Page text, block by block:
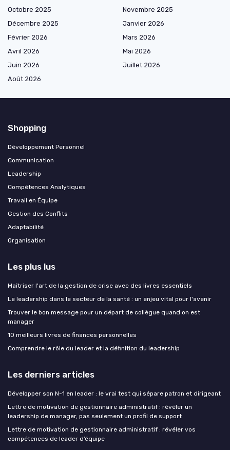
Octobre 2025
Novembre 2025
Décembre 2025
Janvier 2026
Février 2026
Mars 2026
Avril 2026
Mai 2026
Juin 2026
Juillet 2026
Août 2026
Shopping
Développement Personnel
Communication
Leadership
Compétences Analytiques
Travail en Équipe
Gestion des Conflits
Adaptabilité
Organisation
Les plus lus
Maîtriser l'art de la gestion de crise avec des livres essentiels
Le leadership dans le secteur de la santé : un enjeu vital pour l'avenir
Trouver le bon message pour un départ de collègue quand on est
manager
10 meilleurs livres de finances personnelles
Comprendre le rôle du leader et la définition du leadership
Les derniers articles
Développer son N-1 en leader : le vrai test qui sépare patron et dirigeant
Lettre de motivation de gestionnaire administratif : révéler un
leadership de manager, pas seulement un profil de support
Lettre de motivation de gestionnaire administratif : révéler vos
compétences de leader d’équipe